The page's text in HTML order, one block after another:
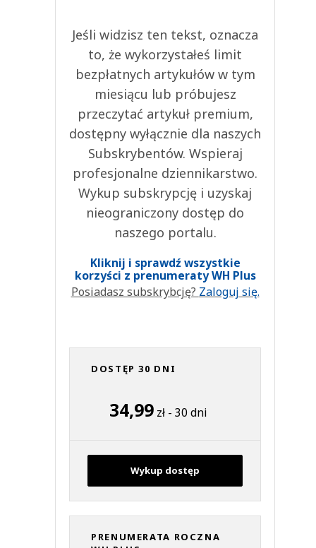
Jeśli widzisz ten tekst, oznacza
to, że wykorzystałeś limit
bezpłatnych artykułów w tym
miesiącu lub próbujesz
przeczytać artykuł premium,
dostępny wyłącznie dla naszych
Subskrybentów. Wspieraj
profesjonalne dziennikarstwo.
Wykup subskrypcję i uzyskaj
nieograniczony dostęp do
naszego portalu.
Kliknij i sprawdź wszystkie
korzyści z prenumeraty WH Plus
Posiadasz subskrybcję? Zaloguj się.
DOSTĘP 30 DNI
34,99 zł - 30 dni
Wykup dostęp
PRENUMERATA ROCZNA